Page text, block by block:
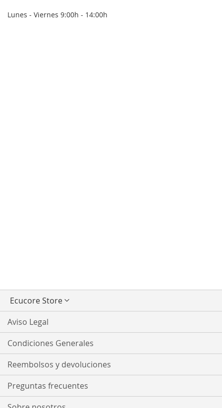
Lunes - Viernes 9:00h - 14:00h
tiendaEcucore Store
Aviso Legal
Condiciones Generales
Reembolsos y devoluciones
Preguntas frecuentes